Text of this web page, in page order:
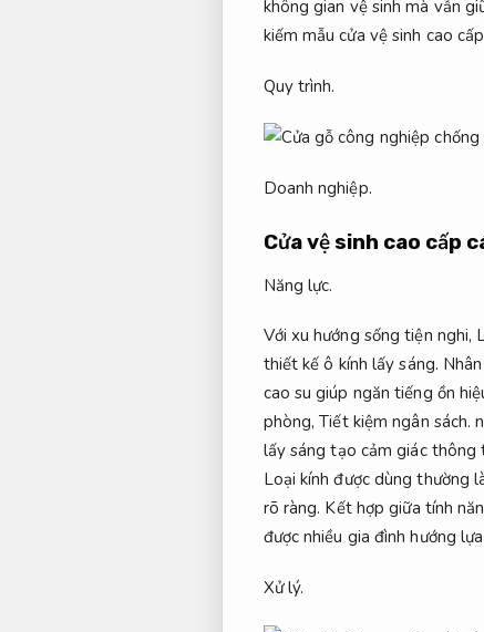
không gian vệ sinh mà vẫn
kiếm mẫu cửa vệ sinh cao
Quy trình.
Doanh nghiệp.
Cửa vệ sinh cao cấp
Năng lực.
Với xu hướng sống tiện nghi,
thiết kế ô kính lấy sáng.
cao su giúp ngăn tiếng ồn
phòng,Tiết kiệm ngân sách.
lấy sáng tạo cảm giác thông
Loại kính được dùng thường
rõ ràng. Kết hợp giữa tính
được nhiều gia đình hướng
Xử lý.